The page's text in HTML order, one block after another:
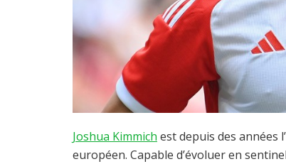
Joshua Kimmich est depuis des années
européen. Capable d’évoluer en